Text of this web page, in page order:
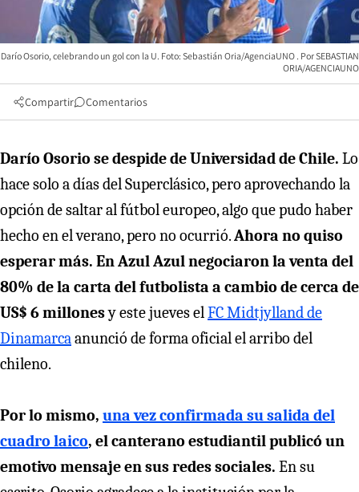
Darío Osorio, celebrando un gol con la U. Foto: Sebastián Oria/AgenciaUNO
SEBASTIAN
ORIA/AGENCIAUNO
Compartir Comentarios
Darío Osorio se despide de Universidad de Chile. Lo
hace solo a días del Superclásico, pero aprovechando la
opción de saltar al fútbol europeo, algo que pudo haber
hecho en el verano, pero no ocurrió.Ahora no quiso
esperar más. En Azul Azul negociaron la venta del
80% de la carta del futbolista a cambio de cerca de
US$ 6 millonesy este jueves elFC Midtjylland de
Dinamarcaanunció de forma oficial el arribo del
chileno.
Por lo mismo, una vez confirmada su salida del
cuadro laico, el canterano estudiantil publicó un
emotivo mensaje en sus redes sociales. En su